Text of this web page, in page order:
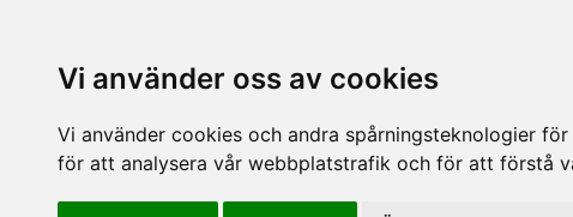
Vi använder oss av cookies
Vi använder cookies och andra spårningsteknologier
för att analysera vår webbplatstrafik och för att förstå